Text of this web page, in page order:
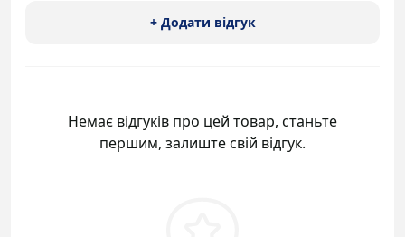
+ Додати відгук
Немає відгуків про цей товар, станьте
першим, залиште свій відгук.